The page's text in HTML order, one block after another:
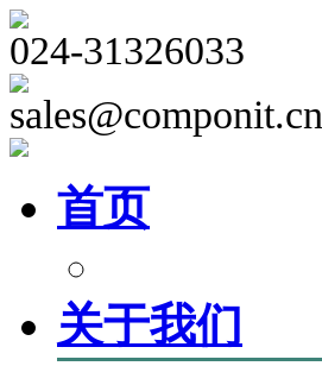
024-31326033
sales@componit.cn
首页
关于我们